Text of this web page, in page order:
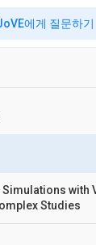
에게 질문하기
with
Studies